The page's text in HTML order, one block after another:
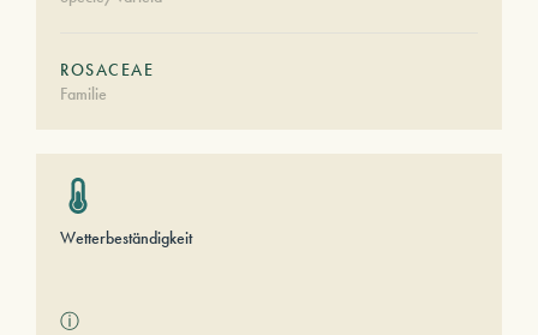
ROSACEAE
Familie
Wetterbeständigkeit
ⓘ